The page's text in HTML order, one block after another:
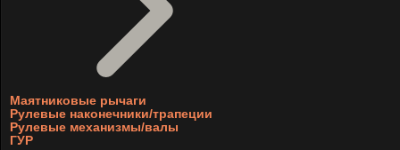
Маятниковые рычаги
Рулевые наконечники/трапеции
Рулевые механизмы/валы
ГУР